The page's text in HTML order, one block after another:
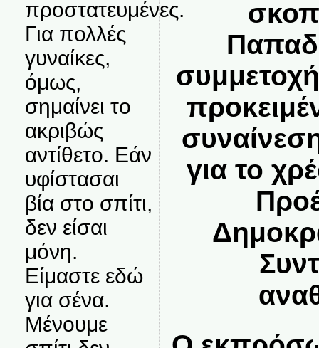
προστατευμένες.
Για πολλές
γυναίκες,
όμως,
σημαίνει το
ακριβώς
αντίθετο. Εάν
υφίστασαι
βία στο σπίτι,
δεν είσαι
μόνη.
Είμαστε εδώ
για σένα.
Μένουμε
για το